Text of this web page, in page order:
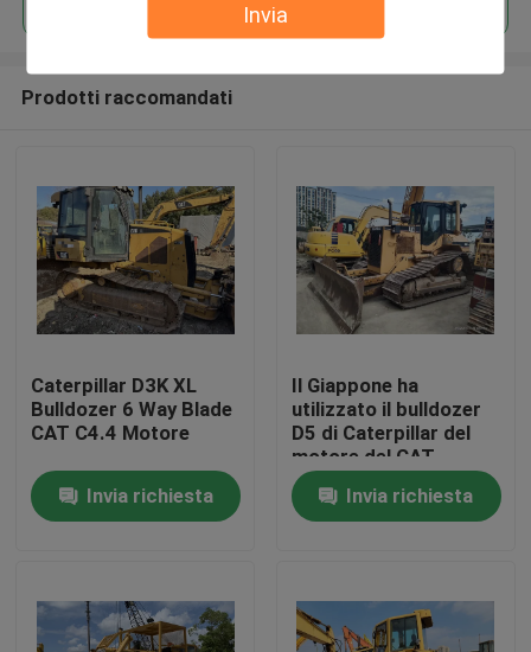
Invia
Casa
Circa noi
Prodotti raccomandati
Caterpillar D3K XL
Bulldozer 6 Way Blade
CAT C4.4 Motore
Invia richiesta
Il Giappone ha
utilizzato il bulldozer
D5 di Caterpillar del
motore del CAT
3116T del CAT D5M
LGP del bulldozer
Invia richiesta